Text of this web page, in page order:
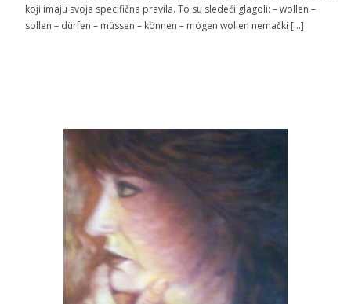
koji imaju svoja specifična pravila. To su sledeći glagoli: – wollen –
sollen – dürfen – müssen – können – mögen wollen nemački […]